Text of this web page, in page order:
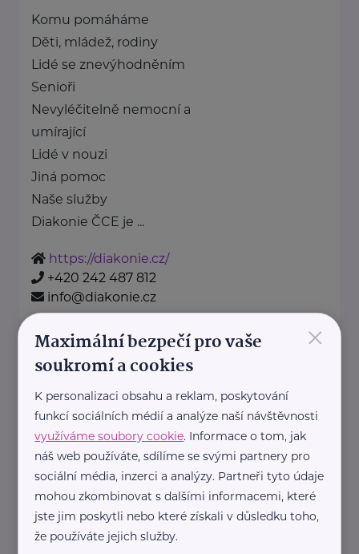
Komu pomáháme
Děti, mládež, rodiny
Lidé se znevýhodněním
Senioři
Nevyléčitelně nemocní a
umírající
Lidé v nouzi
Jiná pomoc
Naše služby
Diakonie ČCE je ...
https://diakonie.cz/
+420 242 487 812
info@diakonie.cz
HARTMANN – RICO a.s.
HARTMANN je odborník na
zdravotnické pomůcky a
hygienická řešení s dlouholetou
tradicí.
Zaměřuje ...
×
Maximální bezpečí pro vaše
soukromí a cookies
K personalizaci obsahu a reklam, poskytování
funkcí sociálních médií a analýze naší návštěvnosti
využíváme soubory cookie. Informace o tom, jak
náš web používáte, sdílíme se svými partnery pro
sociální média, inzerci a analýzy. Partneři tyto údaje
mohou zkombinovat s dalšími informacemi, které
jste jim poskytli nebo které získali v důsledku toho,
že používáte jejich služby.